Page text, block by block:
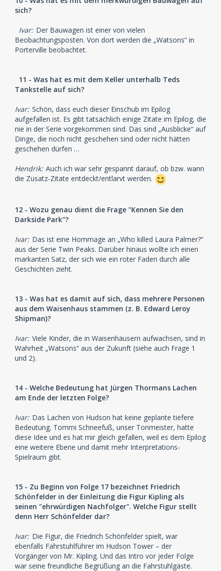
sich?
Ivar: Der Bauwagen ist einer von vielen
Beobachtungsposten. Von dort werden die „Watsons“ in
Porterville beobachtet.
11 - Was hat es mit dem Keller unterhalb Teds
Tankstelle auf sich?
Ivar: Schön, dass euch dieser Einschub im Epilog
aufgefallen ist. Es gibt tatsächlich einige Zitate im Epilog, die
nie in der Serie vorgekommen sind. Das sind „Ausblicke“ auf
Dinge, die noch nicht geschehen sind oder nicht hätten
geschehen dürfen …
Hendrik: Auch ich war sehr gespannt darauf, ob bzw. wann
die Zusatz-Zitate entdeckt/entlarvt werden.
12 - Wozu genau dient die Frage "Kennen Sie den
Darkside Park"?
Ivar: Das ist eine Hommage an „Who killed Laura Palmer?“
aus der Serie Twin Peaks. Darüber hinaus wollte ich einen
markanten Satz, der sich wie ein roter Faden durch alle
Geschichten zieht.
13 - Was hat es damit auf sich, dass mehrere Personen
aus dem Waisenhaus stammen (z. B. Edward Leroy
Shipman)?
Ivar: Viele Kinder, die in Waisenhäusern aufwachsen, sind in
Wahrheit „Watsons“ aus der Zukunft (siehe auch Frage 1
und 2).
14 - Welche Bedeutung hat Jürgen Thormans Lachen
am Ende der letzten Folge?
Ivar: Das Lachen von Hudson hat keine geplante tiefere
Bedeutung. Tommi Schneefuß, unser Tonmeister, hatte
diese Idee und es hat mir gleich gefallen, weil es dem Epilog
eine weitere Ebene und damit mehr Interpretations-
Spielraum gibt.
15 - Zu Beginn von Folge 17 bezeichnet Friedrich
Schönfelder in der Einleitung die Figur Kipling als
seinen "ehrwürdigen Nachfolger". Welche Figur stellt
denn Herr Schönfelder dar?
Ivar: Die Figur, die Friedrich Schönfelder spielt, war
ebenfalls Fahrstuhlführer im Hudson Tower – der
Vorgänger von Mr. Kipling. Und das Intro vor jeder Folge
war seine freundliche Begrüßung an die Fahrstuhlgäste.